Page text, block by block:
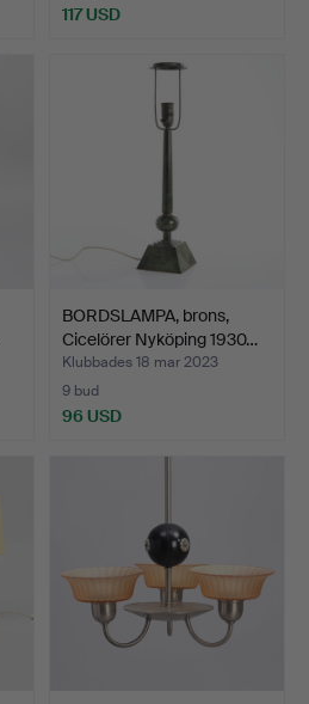
117 USD
BORDSLAMPA, brons,
Cicelörer Nyköping 1930…
Klubbades 18 mar 2023
9 bud
96 USD